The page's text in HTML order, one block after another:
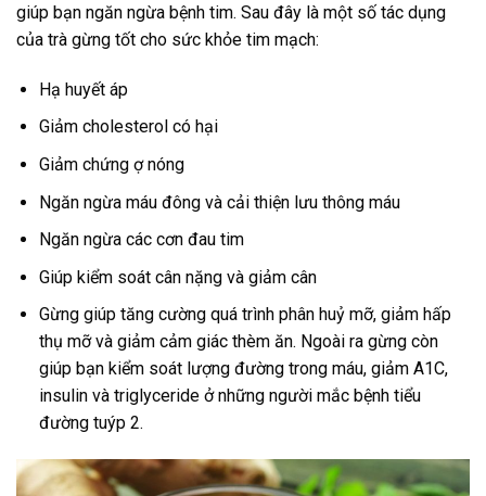
giúp bạn ngăn ngừa bệnh tim. Sau đây là một số tác dụng
của trà gừng tốt cho sức khỏe tim mạch:
Hạ huyết áp
Giảm cholesterol có hại
Giảm chứng ợ nóng
Ngăn ngừa máu đông và cải thiện lưu thông máu
Ngăn ngừa các cơn đau tim
Giúp kiểm soát cân nặng và giảm cân
Gừng giúp tăng cường quá trình phân huỷ mỡ, giảm hấp
thụ mỡ và giảm cảm giác thèm ăn. Ngoài ra gừng còn
giúp bạn kiểm soát lượng đường trong máu, giảm A1C,
insulin và triglyceride ở những người mắc bệnh tiểu
đường tuýp 2.